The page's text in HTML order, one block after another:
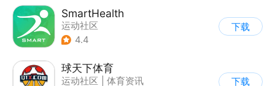
SmartHealth
运动社区
4.4
下载
球天下体育
运动社区
体育资讯
下载